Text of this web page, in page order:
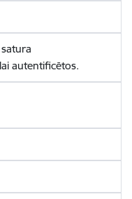
autentificētos.